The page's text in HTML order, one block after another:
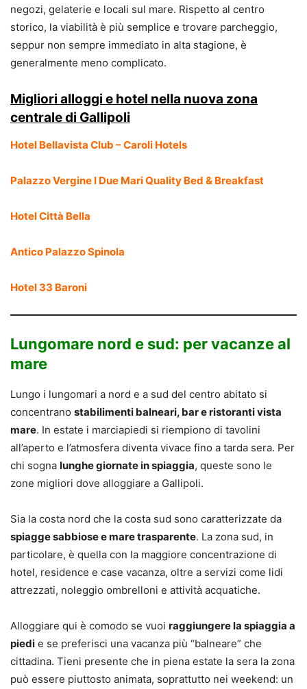
negozi, gelaterie e locali sul mare. Rispetto al centro
storico, la viabilità è più semplice e trovare parcheggio,
seppur non sempre immediato in alta stagione, è
generalmente meno complicato.
Migliori alloggi e hotel nella nuova zona
centrale di Gallipoli
Hotel Bellavista Club – Caroli Hotels
Palazzo Vergine I Due Mari Quality Bed & Breakfast
Hotel Città Bella
Antico Palazzo Spinola
Hotel 33 Baroni
Lungomare nord e sud: per vacanze al
mare
Lungo i lungomari a nord e a sud del centro abitato si
concentrano stabilimenti balneari, bar e ristoranti vista
mare. In estate i marciapiedi si riempiono di tavolini
all’aperto e l’atmosfera diventa vivace fino a tarda sera. Per
chi sogna lunghe giornate in spiaggia, queste sono le
zone migliori dove alloggiare a Gallipoli.
Sia la costa nord che la costa sud sono caratterizzate da
spiagge sabbiose e mare trasparente. La zona sud, in
particolare, è quella con la maggiore concentrazione di
hotel, residence e case vacanza, oltre a servizi come lidi
attrezzati, noleggio ombrelloni e attività acquatiche.
Alloggiare qui è comodo se vuoi raggiungere la spiaggia a
piedi e se preferisci una vacanza più “balneare” che
cittadina. Tieni presente che in piena estate la sera la zona
può essere piuttosto animata, soprattutto nei weekend: un